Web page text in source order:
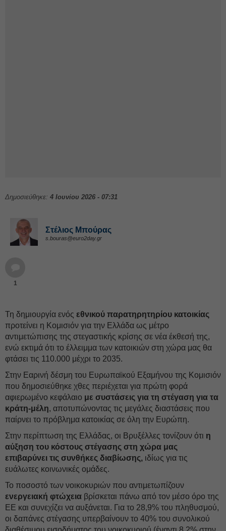
Δημοσιεύθηκε: 4 Ιουνίου 2026 - 07:31
Στέλιος Μπούρας
s.bouras@euro2day.gr
1
Τη δημιουργία ενός εθνικού παρατηρητηρίου κατοικίας
προτείνει η Κομισιόν για την Ελλάδα ως μέτρο
αντιμετώπισης της στεγαστικής κρίσης σε νέα έκθεσή της,
ενώ εκτιμά ότι το έλλειμμα των κατοικιών στη χώρα μας θα
φτάσει τις 110.000 μέχρι το 2035.
Στην Εαρινή δέσμη του Ευρωπαϊκού Εξαμήνου της Κομισιόν
που δημοσιεύθηκε χθες περιέχεται για πρώτη φορά
αφιερωμένο κεφάλαιο με συστάσεις για τη στέγαση για τα
κράτη-μέλη, αποτυπώνοντας τις μεγάλες διαστάσεις που
παίρνει το πρόβλημα κατοικίας σε όλη την Ευρώπη.
Στην περίπτωση της Ελλάδας, οι Βρυξέλλες τονίζουν ότι η
αύξηση του κόστους στέγασης στη χώρα μας
επιβαρύνει τις συνθήκες διαβίωσης, ιδίως για τις
ευάλωτες κοινωνικές ομάδες.
Το ποσοστό των νοικοκυριών που αντιμετωπίζουν
ενεργειακή φτώχεια βρίσκεται πάνω από τον μέσο όρο της
ΕΕ και συνεχίζει να αυξάνεται. Για το 28,9% του πληθυσμού,
οι δαπάνες στέγασης υπερβαίνουν το 40% του συνολικού